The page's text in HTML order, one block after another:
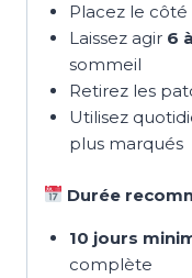
Placez le
Laissez agir 6
sommeil
Retirez les
Utilisez
plus marqués
Durée
10 jours
complète